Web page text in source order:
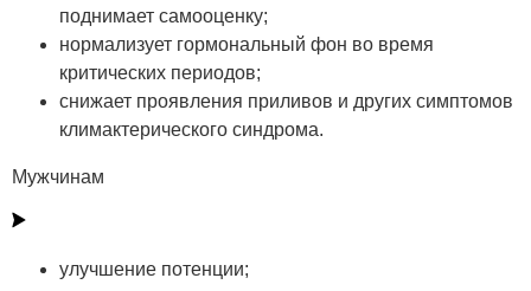
поднимает самооценку;
нормализует гормональный фон во время
критических периодов;
снижает проявления приливов и других симптомов
климактерического синдрома.
Мужчинам
улучшение потенции;